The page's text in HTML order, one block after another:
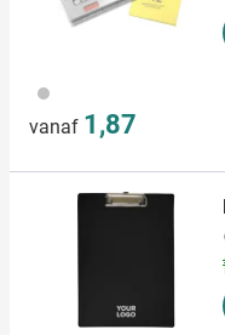
032
vanaf 1,87